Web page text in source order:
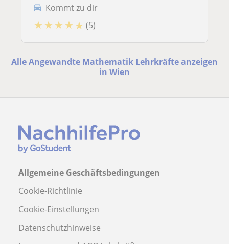
Kommt zu dir
★ ★ ★ ★ ★ (5)
Alle Angewandte Mathematik Lehrkräfte anzeigen
in Wien
Allgemeine Geschäftsbedingungen
Cookie-Richtlinie
Cookie-Einstellungen
Datenschutzhinweise